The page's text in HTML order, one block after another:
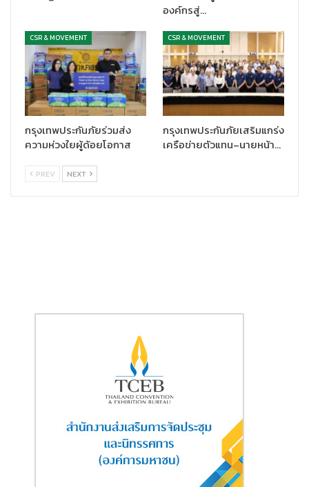
องค์กรสู่…
CSR & MOVEMENT
กรุงเทพประกันภัยร่วมส่ง
ความห่วงใยผู้ด้อยโอกาส
CSR & MOVEMENT
กรุงเทพประกันภัยเสริมแกร่ง
เครือข่ายตัวแทน–นายหน้า…
PREV NEXT